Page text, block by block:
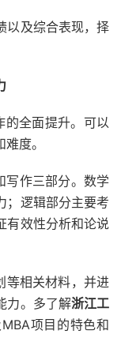
以及综合表现，择
的全面提升。可以
度。
写作三部分。数学
；逻辑部分主要考
有效性分析和论说
等相关材料，并进
力。多了解浙江工
项目的特色和